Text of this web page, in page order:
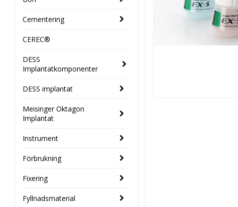
Cementering
CEREC®
DESS
Implantatkomponenter
DESS implantat
Meisinger Oktagon
Implantat
Instrument
Förbrukning
Fixering
Fyllnadsmaterial